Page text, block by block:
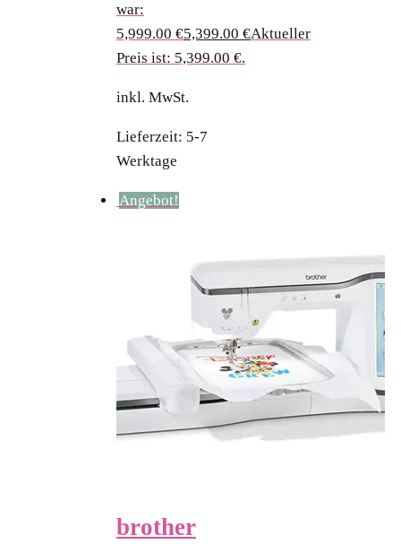
war:
5,999.00 €5,399.00 €Aktueller
Preis ist: 5,399.00 €.
inkl. MwSt.
Lieferzeit: 5-7
Werktage
Angebot!
brother